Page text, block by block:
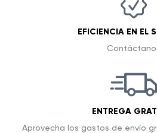
EFICIENCIA EN EL
ENTREGA
Aprovecha los gastos de envío